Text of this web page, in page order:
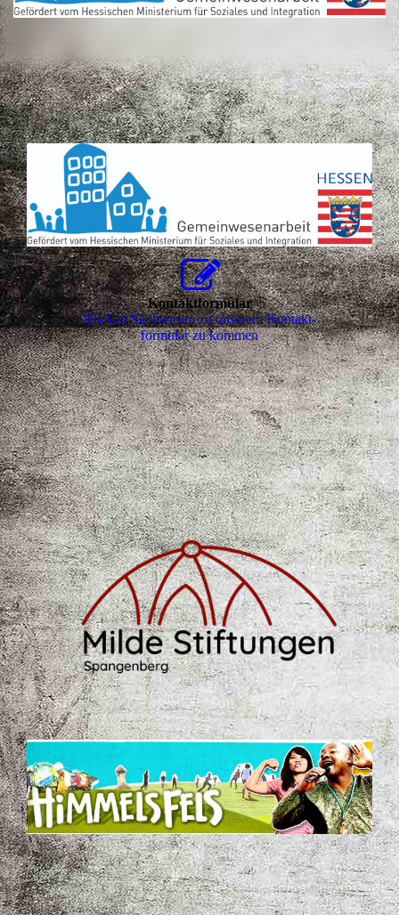
Kontaktformular
Klicken Sie hier um zu unserem Kon­takt­
for­mu­lar zu kommen